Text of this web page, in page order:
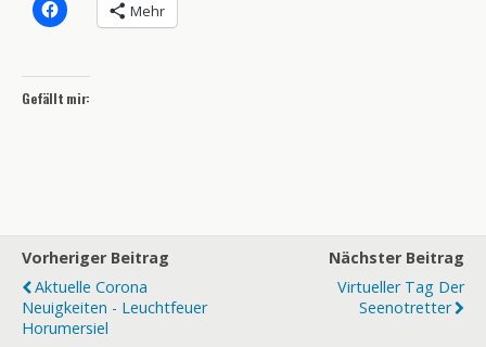
Mehr
Gefällt mir:
Vorheriger Beitrag
Aktuelle Corona
Neuigkeiten - Leuchtfeuer
Horumersiel
Nächster Beitrag
Virtueller Tag Der
Seenotretter